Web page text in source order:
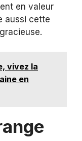
en valeur
aussi cette
vivez la
en